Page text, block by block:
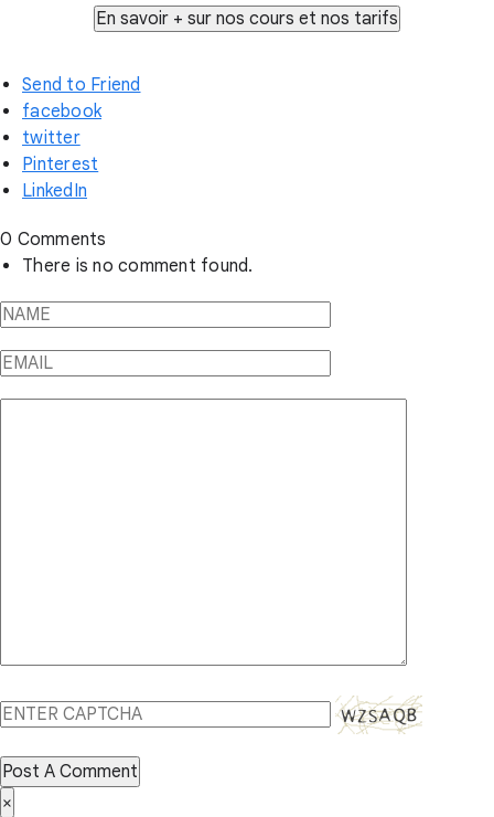
Send to Friend
facebook
twitter
Pinterest
LinkedIn
0 Comments
There is no comment found.
Post A Comment
×